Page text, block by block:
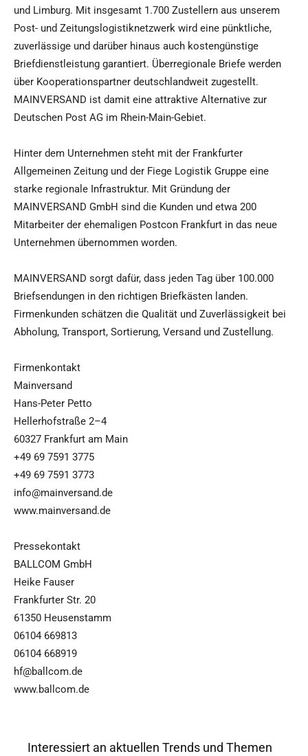
und Limburg. Mit insgesamt 1.700 Zustellern aus unserem
Post- und Zeitungslogistiknetzwerk wird eine pünktliche,
zuverlässige und darüber hinaus auch kostengünstige
Briefdienstleistung garantiert. Überregionale Briefe werden
über Kooperationspartner deutschlandweit zugestellt.
MAINVERSAND ist damit eine attraktive Alternative zur
Deutschen Post AG im Rhein-Main-Gebiet.
Hinter dem Unternehmen steht mit der Frankfurter
Allgemeinen Zeitung und der Fiege Logistik Gruppe eine
starke regionale Infrastruktur. Mit Gründung der
MAINVERSAND GmbH sind die Kunden und etwa 200
Mitarbeiter der ehemaligen Postcon Frankfurt in das neue
Unternehmen übernommen worden.
MAINVERSAND sorgt dafür, dass jeden Tag über 100.000
Briefsendungen in den richtigen Briefkästen landen.
Firmenkunden schätzen die Qualität und Zuverlässigkeit bei
Abholung, Transport, Sortierung, Versand und Zustellung.
Firmenkontakt
Mainversand
Hans-Peter Petto
Hellerhofstraße 2–4
60327 Frankfurt am Main
+49 69 7591 3775
+49 69 7591 3773
info@mainversand.de
www.mainversand.de
Pressekontakt
BALLCOM GmbH
Heike Fauser
Frankfurter Str. 20
61350 Heusenstamm
06104 669813
06104 668919
hf@ballcom.de
www.ballcom.de
Interessiert an aktuellen Trends und Themen